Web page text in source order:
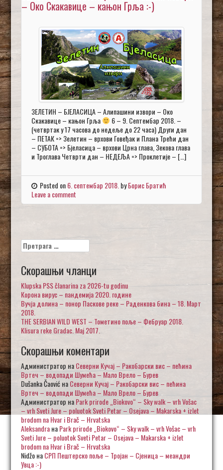
– Око Скакавице – кањон Грља :-)
ЗЕЛЕТИН – БЈЕЛАСИЦА – Алипашини извори – Око
Скакавице – кањон Грља
6 – 9. Септембар 2018. –
(четвртак у 17 часова до недеље до 22 часа) Други дан
– ПЕТАК => Зелетин – врхови Говеђак и Плана Трећи дан
– СУБОТА => Бјеласица – врхови Црна глава, Зекова глава
и Троглава Четврти дан – НЕДЕЉА => Проклетије – […]
Posted on6. септембар 2018. byБорис Братић
Leave a comment
Претрага
за:
Скорашњи чланци
Klupska PSS članarina za 2026-tu godinu
Корона вирус – пандемија 2020. године
Вучја долина – понор Паскове реке – Раденкова бина – 18. Март
2018.
THE SERBIAN WILD WEST – Тометино поље – Фебруар 2018.
Klisura reke Gradac. Maj 2017.
Скорашњи коментари
Администратор наСеверни Кучај – Ракобарски вис – пећина
Вртеч – водопади Шумећа – Мало Врело – Бурев
Dušanka ČaovićнаСеверни Кучај – Ракобарски вис – пећина
Вртеч – водопади Шумећа – Мало Врело – Бурев
Администратор наPark prirode „Biokovo“ – Sky walk – vrh Vošac
– vrh Sveti Jure – poluotok Sveti Petar – Osejava – Makarska + izlet
brodom na Hvar i Brač – Hrvatska
AleksandraнаPark prirode „Biokovo“ – Sky walk – vrh Vošac – vrh
Sveti Jure – poluotok Sveti Petar – Osejava – Makarska + izlet
brodom na Hvar i Brač – Hrvatska
NidžoнаСРП Пештерско поље – Тројан – Сјеница – меандри
Увца :-)